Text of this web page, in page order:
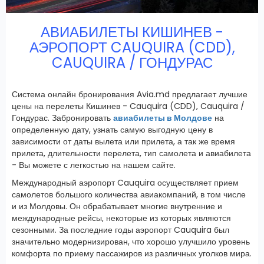
АВИАБИЛЕТЫ КИШИНЕВ -
АЭРОПОРТ CAUQUIRA (CDD),
CAUQUIRA / ГОНДУРАС
Система онлайн бронирования Avia.md предлагает лучшие
цены на перелеты Кишинев - Cauquira (CDD), Cauquira /
Гондурас. Забронировать авиабилеты в Молдове на
определенную дату, узнать самую выгодную цену в
зависимости от даты вылета или прилета, а так же время
прилета, длительности перелета, тип самолета и авиабилета
- Вы можете с легкостью на нашем сайте.
Международный аэропорт Cauquira осуществляет прием
самолетов большого количества авиакомпаний, в том числе
и из Молдовы. Он обрабатывает многие внутренние и
международные рейсы, некоторые из которых являются
сезонными. За последние годы аэропорт Cauquira был
значительно модернизирован, что хорошо улучшило уровень
комфорта по приему пассажиров из различных уголков мира.